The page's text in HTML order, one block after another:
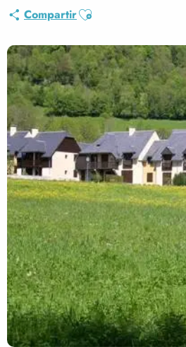
CompartirAjouter aux favoris